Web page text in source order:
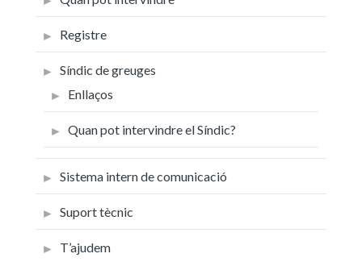
Registre
Síndic de greuges
Enllaços
Quan pot intervindre el Síndic?
Sistema intern de comunicació
Suport tècnic
T’ajudem